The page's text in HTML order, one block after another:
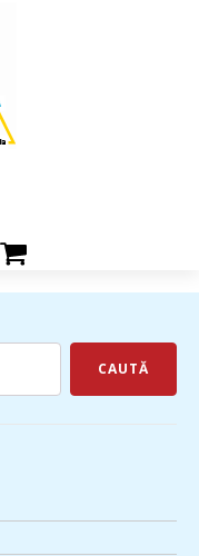
CAUTĂ